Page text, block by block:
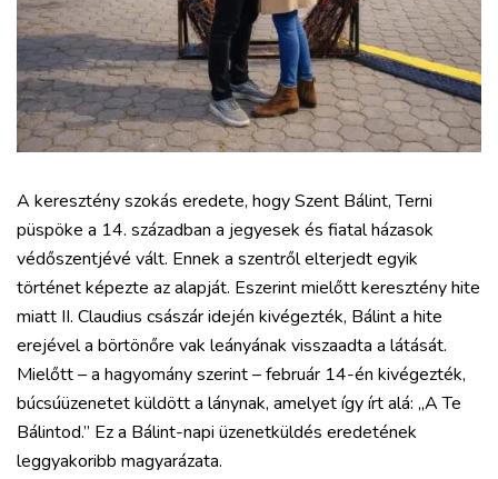
A keresztény szokás eredete, hogy Szent Bálint, Terni
püspöke a 14. században a jegyesek és fiatal házasok
védőszentjévé vált. Ennek a szentről elterjedt egyik
történet képezte az alapját. Eszerint mielőtt keresztény hite
miatt II. Claudius császár idején kivégezték, Bálint a hite
erejével a börtönőre vak leányának visszaadta a látását.
Mielőtt – a hagyomány szerint – február 14-én kivégezték,
búcsúüzenetet küldött a lánynak, amelyet így írt alá: „A Te
Bálintod.” Ez a Bálint-napi üzenetküldés eredetének
leggyakoribb magyarázata.